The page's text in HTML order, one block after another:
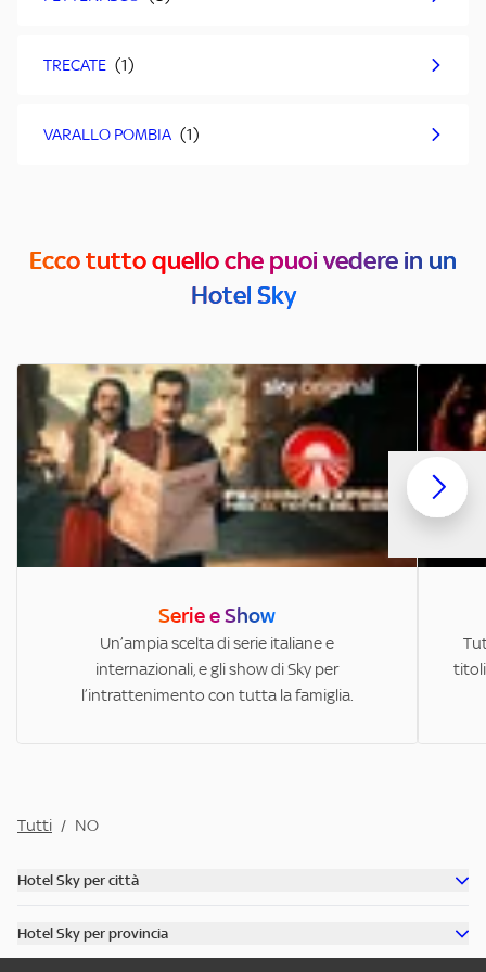
TRECATE
VARALLO POMBIA
Ecco tutto quello che puoi vedere in un
Hotel Sky
Serie e Show
Un’ampia scelta di serie italiane e
internazionali, e gli show di Sky per
l’intrattenimento con tutta la famiglia.
titoli
Tutti / NO
Hotel Sky per città
Scopri tutti gli hotel di Venezia
Hotel Sky per provincia
Scopri tutti gli hotel in provincia di Milano